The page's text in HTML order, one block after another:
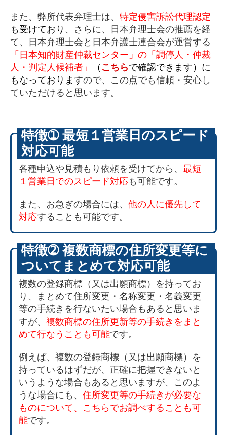
また、弊所代表弁理士は、 特定侵害訴訟代理認定
も受けており、 さらに、日本弁理士会の推薦を経
て、日本弁理士会と日本弁護士連合会が運営する
「日本知的財産仲裁センター」の「調停人・仲裁
人・判定人候補者」
（ こちらで確認できます）に
もなっておりますので、この点でも信頼・安心し
ていただけると思います。
特徴➀ 最短１営業日のスピード
対応可能
各種申込や見積もり依頼を受けてから、 最短
１営業日でのスピード対応も可能です。
また、お急ぎの場合には、 他の人に優先して
対応することも可能です。
特徴➁ 複数商標の住所変更等に
ついてまとめて対応可能
複数の登録商標（又は出願商標）を持ってお
り、まとめて住所変更・名称変更・名義変更
等の手続きを行ないたい場合もあると思いま
すが、 複数商標の住所更新等の手続きをまと
めて行なうことも可能です。
例えば、複数の登録商標（又は出願商標）を
持っているはずだが、正確に把握できないと
いうような場合もあると思いますが、このよ
うな場合にも、 住所変更等の手続きが必要な
ものについて、こちらでお調べすることも可
能です。